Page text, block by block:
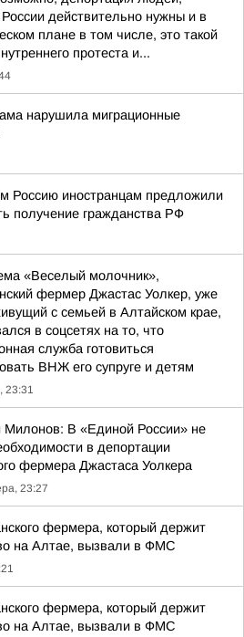
действительно нужны и в
плане в том числе, это такой
протеста и...
нарушила миграционные
Россию иностранцам предложили
получение гражданства РФ
«Веселый молочник»,
фермер Джастас Уолкер, уже
с семьей в Алтайском крае,
в соцсетях на то, что
служба готовиться
ВНЖ его супруге и детям
23:31
Милонов: В «Единой России» не
в депортации
фермера Джастаса Уолкера
23:27
фермера, который держит
на Алтае, вызвали в ФМС
фермера, который держит
на Алтае, вызвали в ФМС